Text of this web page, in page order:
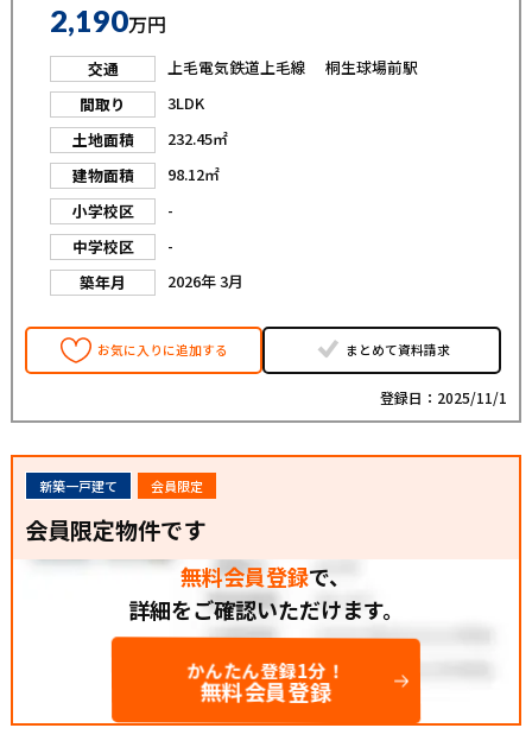
2,190万円
交通
上毛電気鉄道上毛線 桐生球場前駅
間取り
3LDK
土地面積
232.45㎡
建物面積
98.12㎡
小学校区
-
中学校区
-
築年月
2026年 3月
お気に入りに追加する まとめて資料請求
登録日：2025/11/1
新築一戸建て 会員限定
会員限定物件です
無料会員登録で、
詳細をご確認いただけます。
かんたん登録1分！
無料会員登録